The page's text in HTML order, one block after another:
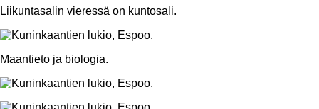
Liikuntasalin vieressä on kuntosali.
Maantieto ja biologia.